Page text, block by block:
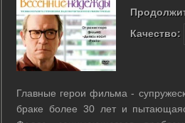
Качество:
Главные герои фильма -
браке более 30 лет и